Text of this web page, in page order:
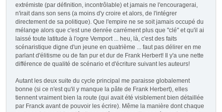
extrémiste (par définition, incontrôlable) et jamais ne l'encouragerai,
n'irait dans son sens (a moins d'y croire et alors, de l'intégrer
directement de sa politique). Que l'empire ne se soit jamais occupé du
mélange alors que c'est une denrée carrément plus que "clé" et qu'il ai
laissé toute latitude à l'ogre Vemport ... heu, là, c'est des faits
scénaristique digne d'un jeune en quatrième ... faut pas délirer en me
parlant d'élitisme ou de fan pur et dur de Frank Herbert! Il y'a une nette
différence de qualité de scénario et d'écriture suivant les auteurs!
Autant les deux suite du cycle principal me paraisse globalement
bonne (si ce n'est qu'il y manque la pâte de Frank Herbert), elles
tiennent vraiment bien la route (qui avait été visiblement bien détaillée
par Franck avant de pouvoir les écrire). Même la manière dont chaque